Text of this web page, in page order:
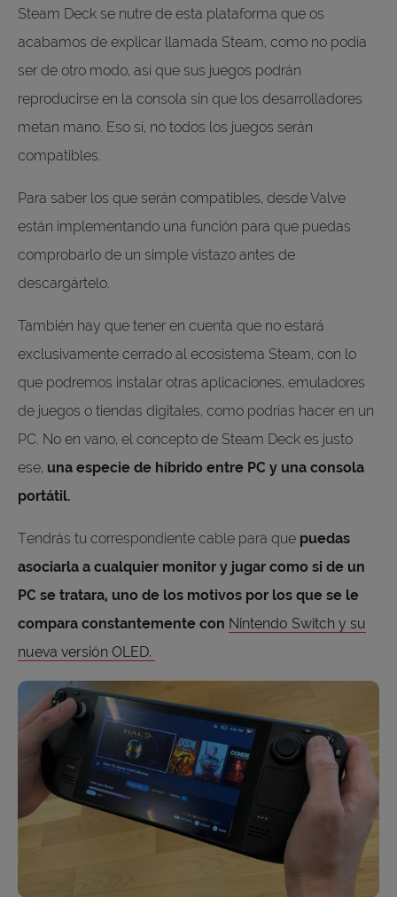
Steam Deck se nutre de esta plataforma que os
acabamos de explicar llamada Steam, como no podía
ser de otro modo, así que sus juegos podrán
reproducirse en la consola sin que los desarrolladores
metan mano. Eso sí, no todos los juegos serán
compatibles.
Para saber los que serán compatibles, desde Valve
están implementando una función para que puedas
comprobarlo de un simple vistazo antes de
descargártelo.
También hay que tener en cuenta que no estará
exclusivamente cerrado al ecosistema Steam, con lo
que podremos instalar otras aplicaciones, emuladores
de juegos o tiendas digitales, como podrías hacer en un
PC. No en vano, el concepto de Steam Deck es justo
ese, una especie de híbrido entre PC y una consola
portátil.
Tendrás tu correspondiente cable para que puedas
asociarla a cualquier monitor y jugar como si de un
PC se tratara, uno de los motivos por los que se le
compara constantemente con Nintendo Switch y su
nueva versión OLED.